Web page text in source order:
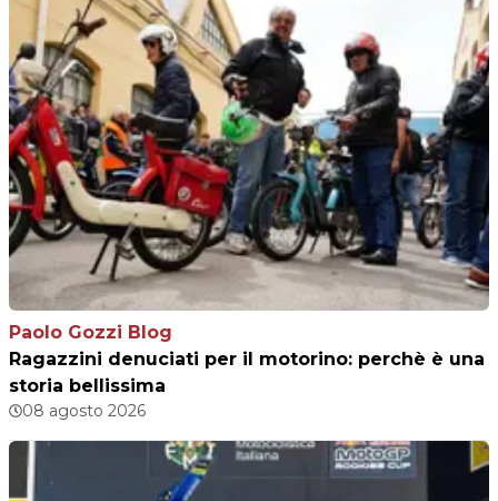
Paolo Gozzi Blog
Ragazzini denuciati per il motorino: perchè è una
storia bellissima
08 agosto 2026